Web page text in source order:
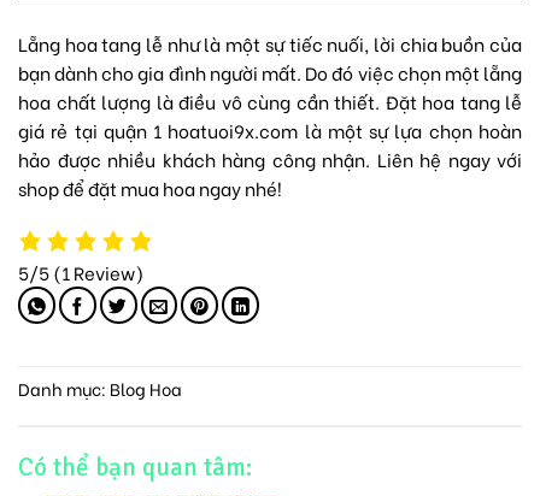
Lẵng hoa tang lễ như là một sự tiếc nuối, lời chia buồn của
bạn dành cho gia đình người mất. Do đó việc chọn một lẵng
hoa chất lượng là điều vô cùng cần thiết. Đặt hoa tang lễ
giá rẻ tại quận 1 hoatuoi9x.com là một sự lựa chọn hoàn
hảo được nhiều khách hàng công nhận. Liên hệ ngay với
shop để đặt mua hoa ngay nhé!
5/5(1 Review)
Danh mục: Blog Hoa
Có thể bạn quan tâm: